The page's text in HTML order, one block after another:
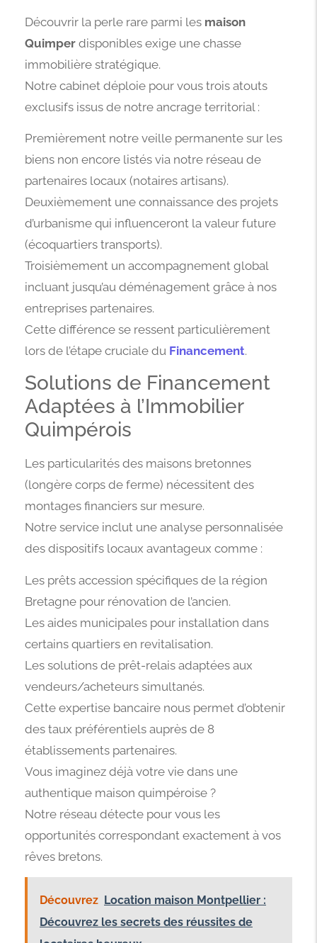
Découvrir la perle rare parmi les maison
Quimper disponibles exige une chasse
immobilière stratégique.
Notre cabinet déploie pour vous trois atouts
exclusifs issus de notre ancrage territorial :
Premièrement notre veille permanente sur les
biens non encore listés via notre réseau de
partenaires locaux (notaires artisans).
Deuxièmement une connaissance des projets
d’urbanisme qui influenceront la valeur future
(écoquartiers transports).
Troisièmement un accompagnement global
incluant jusqu’au déménagement grâce à nos
entreprises partenaires.
Cette différence se ressent particulièrement
lors de l’étape cruciale du Financement.
Solutions de Financement
Adaptées à l’Immobilier
Quimpérois
Les particularités des maisons bretonnes
(longère corps de ferme) nécessitent des
montages financiers sur mesure.
Notre service inclut une analyse personnalisée
des dispositifs locaux avantageux comme :
Les prêts accession spécifiques de la région
Bretagne pour rénovation de l’ancien.
Les aides municipales pour installation dans
certains quartiers en revitalisation.
Les solutions de prêt-relais adaptées aux
vendeurs/acheteurs simultanés.
Cette expertise bancaire nous permet d’obtenir
des taux préférentiels auprès de 8
établissements partenaires.
Vous imaginez déjà votre vie dans une
authentique maison quimpéroise ?
Notre réseau détecte pour vous les
opportunités correspondant exactement à vos
rêves bretons.
Découvrez Location maison Montpellier :
Découvrez les secrets des réussites de